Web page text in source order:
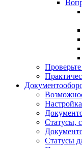
Проверьте
Статусы,
Статусы